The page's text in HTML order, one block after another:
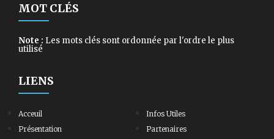
MOT CLÉS
Note : Les mots clés sont ordonnée par l'ordre le plus
utilisé
LIENS
Acceuil
Présentation
Infos Utiles
Partenaires